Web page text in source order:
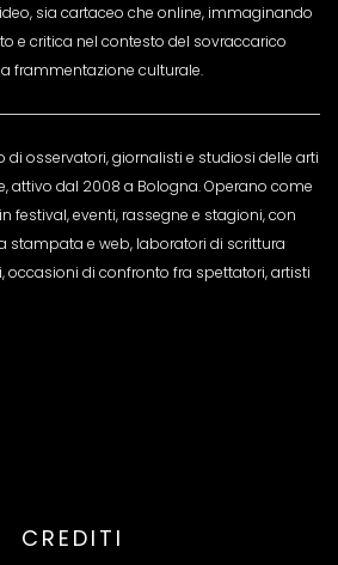
sia cartaceo che online, immaginando
e critica nel contesto del sovraccarico
frammentazione culturale.
di osservatori, giornalisti e studiosi delle arti
attivo dal 2008 a Bologna. Operano come
festival, eventi, rassegne e stagioni, con
stampata e web, laboratori di scrittura
occasioni di confronto fra spettatori, artisti
CREDITI